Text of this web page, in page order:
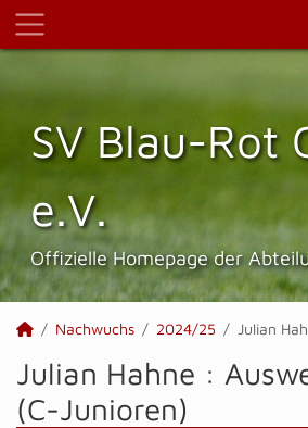
SV Blau-Rot
e.V.
Offizielle Homepage der
Nachwuchs 2024/25 Julian
Julian Hahne :
(C-Junioren)